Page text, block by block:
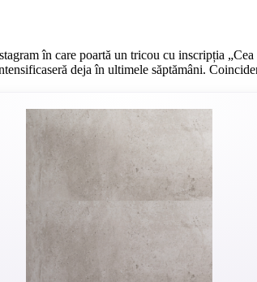
în care poartă un tricou cu inscripția
deja în ultimele săptămâni.